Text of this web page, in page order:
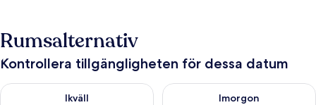
Rumsalternativ
Kontrollera tillgängligheten för dessa datum
Ikväll
Kontrollera tillgängligheten för ikväll aug. 6 - aug. 7
Imorgon
Kontrollera tillgängligheten